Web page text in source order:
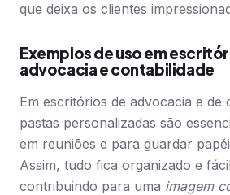
que deixa os clientes
Exemplos de uso em
advocacia e contabilidade
Em escritórios de advocacia e de
pastas personalizadas são
em reuniões e para guardar
Assim, tudo fica organizado e
contribuindo para uma imagem